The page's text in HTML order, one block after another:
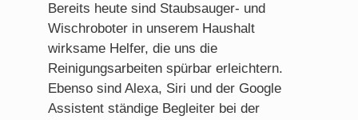
Bereits heute sind Staubsauger- und
Wischroboter in unserem Haushalt
wirksame Helfer, die uns die
Reinigungsarbeiten spürbar erleichtern.
Ebenso sind Alexa, Siri und der Google
Assistent ständige Begleiter bei der